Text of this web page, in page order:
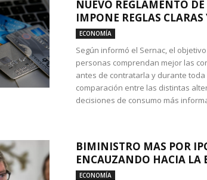
NUEVO REGLAMENTO
IMPONE REGLAS
ECONOMÍA
Según informó el Sernac, el
personas comprendan mejor las
antes de contratarla y durante toda
comparación entre las distintas
decisiones de consumo más
BIMINISTRO MAS POR
ENCAUZANDO HACIA LA
ECONOMÍA